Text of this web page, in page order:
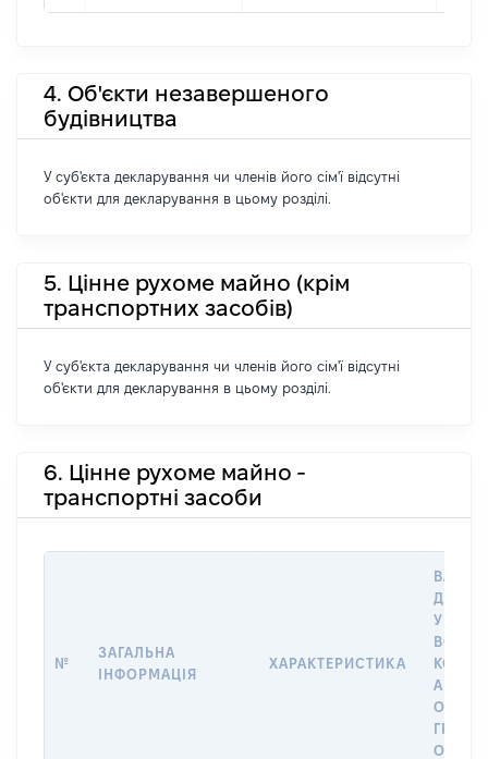
4. Об'єкти незавершеного
будівництва
У суб'єкта декларування чи членів його сім'ї відсутні
об'єкти для декларування в цьому розділі.
5. Цінне рухоме майно (крім
транспортних засобів)
У суб'єкта декларування чи членів його сім'ї відсутні
об'єкти для декларування в цьому розділі.
6. Цінне рухоме майно -
транспортні засоби
№
ЗАГАЛЬНА
ІНФОРМАЦІЯ
ХАРАКТЕРИСТИКА
ДАТУ
У
АБО